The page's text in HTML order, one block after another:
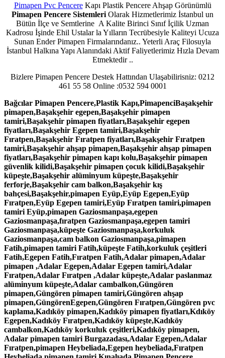
Pimapen Pvc PencereKapı Plastik Pencere Ahşap Görünümlü
Pimapen Pencere Sistemleri Olarak Hizmetlerimiz İstanbul un
Bütün İlçe ve Semtlerine A Kalite Birinci Sınıf İçilik Uzman
Kadrosu İşinde Ehil Ustalar la Yılların Tecrübesiyle Kaliteyi Ucuza
Sunan Ender Pimapen Firmalarındanız.. Yeterli Araç Filosuyla
İstanbul Halkına Yapı Alanındaki Aktif Faliyetlerimiz Hızla Devam
Etmektedir ..
Bizlere Pimapen Pencere Destek Hattından Ulaşabilirisniz: 0212
461 55 58 Online :0532 594 0001
Bağcılar Pimapen Pencere,Plastik Kapı,PimapenciBaşakşehir
pimapen,Başakşehir egepen,Başakşehir pimapen
tamiri,Başakşehir pimapen fiyatları,Başakşehir egepen
fiyatları,Başakşehir Egepen tamiri,Başakşehir
Fıratpen,Başakşehir Fıratpen fiyatları,Başakşehir Fıratpen
tamiri,Başakşehir ahşap pimapen,Başakşehir ahşap pimapen
fiyatları,Başakşehir pimapen kapı kolu,Başakşehir pimapen
güvenlik kilidi,Başakşehir pimapen çocuk kilidi,Başakşehir
küpeşte,Başakşehir alüminyum küpeşte,Başakşehir
ferforje,Başakşehir cam balkon,Başakşehir kış
bahçesi,Başakşehir,pimapen Eyüp,Eyüp Egepen,Eyüp
Fıratpen,Eyüp Egepen tamiri,Eyüp Fıratpen tamiri,pimapen
tamiri Eyüp,pimapen Gaziosmanpaşa,egepen
Gaziosmanpaşa,fıratpen Gaziosmanpaşa,egepen tamiri
Gaziosmanpaşa,küpeşte Gaziosmanpaşa,korkuluk
Gaziosmanpaşa,cam balkon Gaziosmanpaşa,pimapen
Fatih,pimapen tamiri Fatih,küpeşte Fatih,korkuluk çeşitleri
Fatih,Egepen Fatih,Fıratpen Fatih,Adalar pimapen,Adalar
pimapen ,Adalar Egepen,Adalar Egepen tamiri,Adalar
Fıratpen,Adalar Fıratpen ,Adalar küpeşte,Adalar paslanmaz
alüminyum küpeşte,Adalar cambalkon,Güngören
pimapen,Güngören pimapen tamiri,Güngören ahşap
pimapen,GüngörenEgepen,Güngören Fıratpen,Güngören pvc
kaplama,Kadıköy pimapen,Kadıköy pimapen fiyatları,Kdıköy
Egepen,Kadıköy Fıratpen,Kadıköy küpeşte,Kadıköy
cambalkon,Kadıköy korkuluk çeşitleri,Kadıköy pimapen,
Adalar pimapen tamiri Burgazadası,Adalar Egepen,Adalar
Fıratpen,pimapen Heybeliada,Egepen heybeliada,Fıratpen